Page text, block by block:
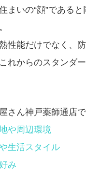
まいの“顔”である
性能だけでなく、
れからのスタンダ
さん神戸薬師通店で
や周辺環境
生活スタイル
み